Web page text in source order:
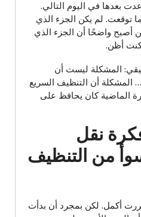
بعدها في اليوم التالي.
توقعت. لم يكن الجزء الذي
أصبح واضحًا أن الجزء الذي
كنت أظن.
المشكلة ليست أن
المشكلة أن التنظيف السريع
الماضية كان يحافظ على
نقل
من التنظيف
أكمل. لكن بمجرد أن بدأت